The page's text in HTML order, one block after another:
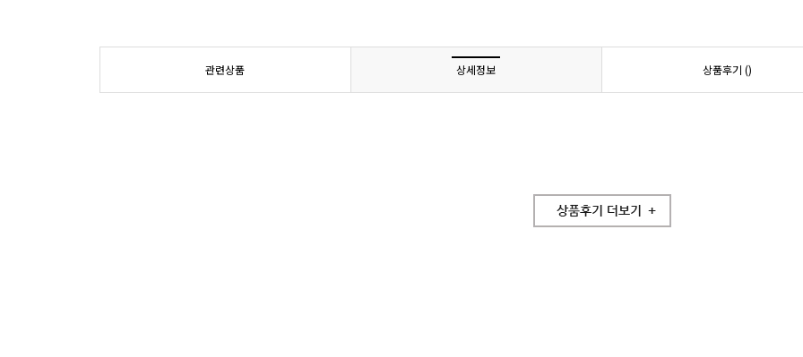
관련상품 상세정보 상품후기 ()